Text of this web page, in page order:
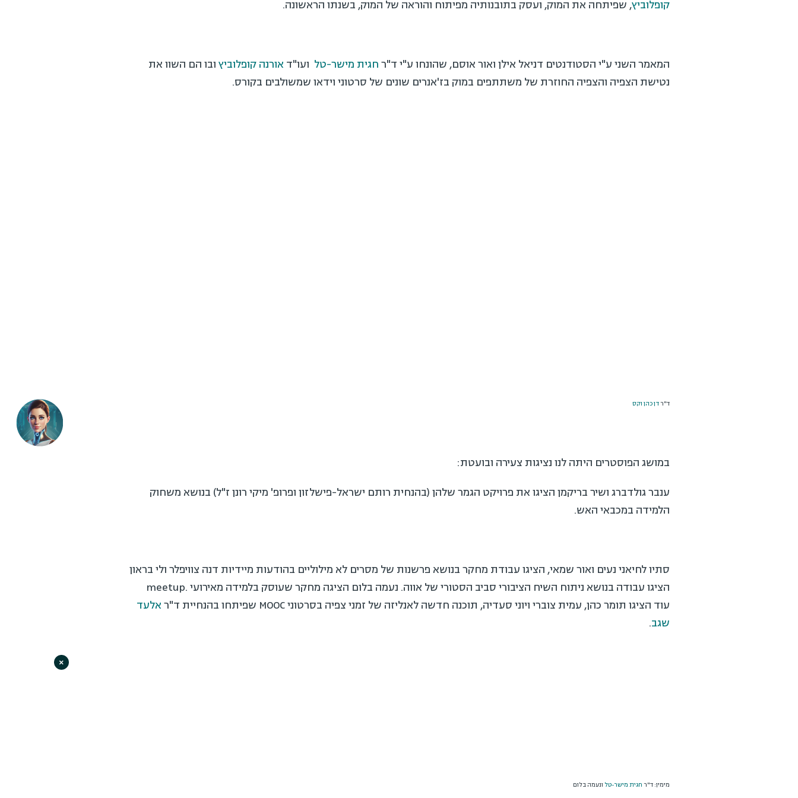
קופלוביץ, שפיתחה את המוק, ועסק בתובנותיה מפיתוח והוראה של המוק, בשנתו הראשונה.
המאמר השני ע"י הסטודנטים דניאל אילן ואור אוסם, שהונחו ע"י ד"ר חגית מישר-טל ועו"ד אורנה קופלוביץ ובו הם השוו את
נטישת הצפיה והצפיה החוזרת של משתתפים במוק בז'אנרים שונים של סרטוני וידאו שמשולבים בקורס.
ד''רדן כהן וקס
במושג הפוסטרים היתה לנו נציגות צעירה ובועטת:
ענבר גולדברג ושיר בריקמן הציגו את פרויקט הגמר שלהן (בהנחית רותם ישראל-פישלזון ופרופ' מיקי רונן ז"ל) בנושא משחוק
הלמידה במכבאי האש.
סתיו לחיאני נעים ואור שמאי, הציגו עבודת מחקר בנושא פרשנות של מסרים לא מילוליים בהודעות מיידיות דנה צוויפלר ולי בראון
הציגו עבודה בנושא ניתוח השיח הציבורי סביב הסטורי של אווה. נעמה בלום הציגה מחקר שעוסק בלמידה מאירועי .meetup
עוד הציגו תומר כהן, עמית צוברי ויוני סעדיה, תוכנה חדשה לאנליזה של זמני צפיה בסרטוני MOOC שפיתחו בהנחיית ד"ר
אלעד
שגב.
מימין: ד"ר חגית מישר-טל ונעמה בלום
×